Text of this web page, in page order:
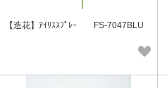
【造花】ｱｲﾘｽｽﾌﾟﾚｰ FS-7047BLU